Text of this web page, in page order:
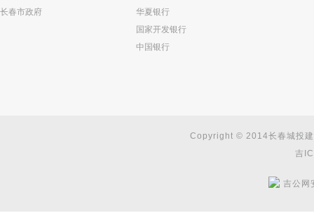
长春市政府
华夏银行
国家开发银行
中国银行
Copyright © 2014长春城投
吉
吉公